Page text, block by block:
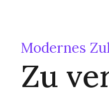
Modernes
Zu